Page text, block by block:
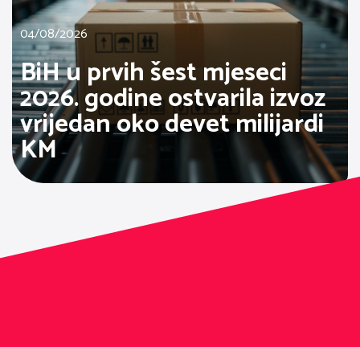
04/08/2026
BiH u prvih šest mjeseci
2026. godine ostvarila izvoz
vrijedan oko devet milijardi
KM